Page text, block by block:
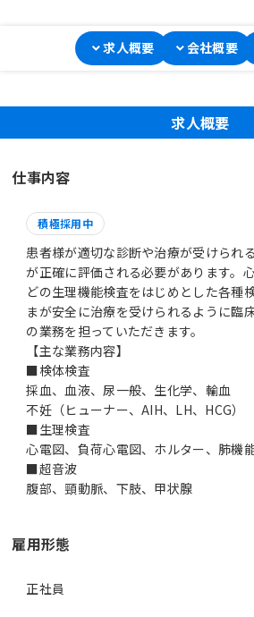
求人概要 会社概要
求人概要
仕事内容
積極採用中
患者様が適切な診断や治療が受けられ
が正確に評価される必要があります。
どの生理機能検査をはじめとした各種
まが安全に治療を受けられるように臨
の業務を担っていただきます。
【主な業務内容】
■検体検査
採血、血液、尿一般、生化学、輸血
不妊（ヒューナー、AIH、LH、HCG）
■生理検査
心電図、負荷心電図、ホルター、肺機
■超音波
雇用形態
正社員